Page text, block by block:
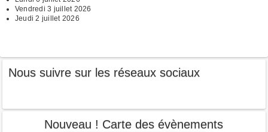
Vendredi 3 juillet 2026
Jeudi 2 juillet 2026
Nous suivre sur les réseaux sociaux
Nouveau ! Carte des évènements